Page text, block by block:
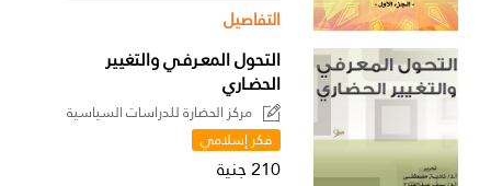
التفاصيل
التحول المعـرفـي والتغيير
الحضـاري
مركز الحضارة للدراسات السياسية
فكر إسلامي
210 جنية